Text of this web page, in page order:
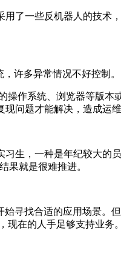
了一些反机器人的技
许多异常情况不好控制。
作系统、浏览器等版
问题才能解决，造成运
生，一种是年纪较大
果就是很难推进。
寻找合适的应用场景
在的人手足够支持业务。